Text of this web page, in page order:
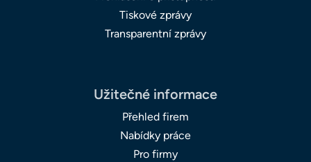
Tiskové zprávy
Transparentní zprávy
Užitečné informace
Přehled firem
Nabídky práce
Pro firmy